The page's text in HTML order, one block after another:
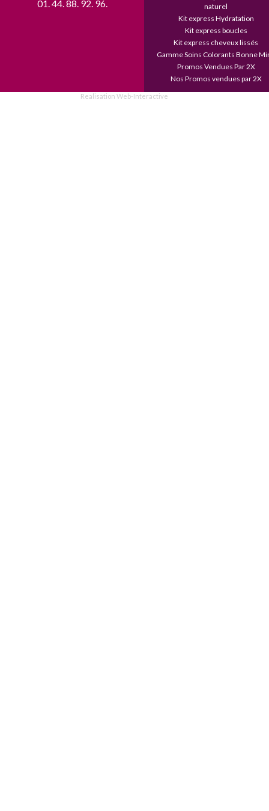
01. 44. 88. 92. 96.
naturel
Kit express Hydratation
Kit express boucles
Kit express cheveux lissés
Gamme Soins Colorants Bonne
Promos Vendues Par 2X
Nos Promos vendues par 2X
Realisation Web-Interactive